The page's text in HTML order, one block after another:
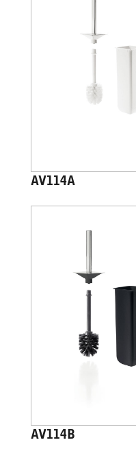
AV114A
AV114B